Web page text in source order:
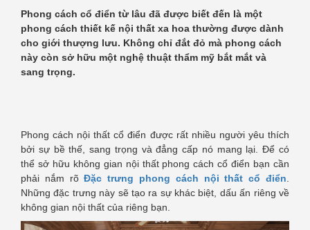
Phong cách cổ điển từ lâu đã được biết đến là một
phong cách thiết kế nội thất xa hoa thường được dành
cho giới thượng lưu. Không chỉ đắt đỏ mà phong cách
này còn sở hữu một nghệ thuật thẩm mỹ bắt mắt và
sang trọng.
Phong cách nội thất cổ điển được rất nhiều người yêu thích
bởi sự bề thế, sang trọng và đẳng cấp nó mang lại. Để có
thể sở hữu không gian nội thất phong cách cổ điển bạn cần
phải nắm rõĐặc trưng phong cách nội thất cổ điển.
Những đặc trưng này sẽ tạo ra sự khác biệt, dấu ấn riêng về
không gian nội thất của riêng bạn.